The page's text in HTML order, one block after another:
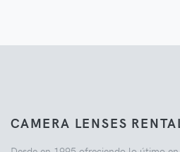
CAMERA LENSES